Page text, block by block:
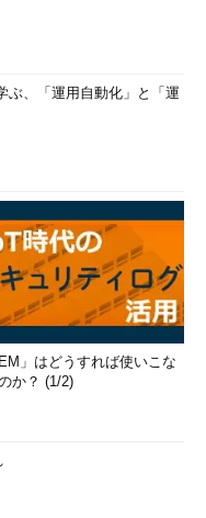
ぶ、「運用自動化」と「運
」はどうすれば使いこな
か？ (1/2)